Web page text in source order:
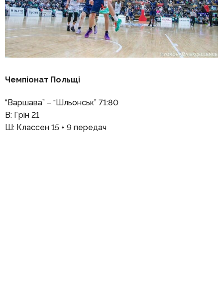
Чемпіонат Польщі
“Варшава” – “Шльонськ” 71:80
В: Грін 21
Ш: Классен 15 + 9 передач